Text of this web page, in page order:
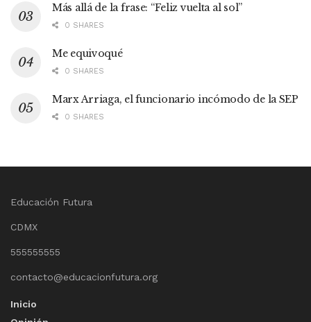
Más allá de la frase: “Feliz vuelta al sol”
0 SHARES
Me equivoqué
0 SHARES
Marx Arriaga, el funcionario incómodo de la SEP
0 SHARES
Educación Futura
CDMX
555555555
contacto@educacionfutura.org
Inicio